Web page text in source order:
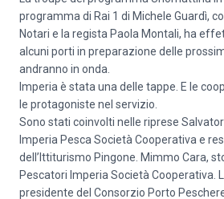
programma di Rai 1 di Michele Guardì,
Notari e la regista Paola Montali, ha
alcuni porti in preparazione delle
andranno in onda.
Imperia è stata una delle tappe. E le
le protagoniste nel servizio.
Sono stati coinvolti nelle riprese
Imperia Pesca Società Cooperativa e
dell’Ittiturismo Pingone. Mimmo Cara,
Pescatori Imperia Società Cooperativa.
presidente del Consorzio Porto